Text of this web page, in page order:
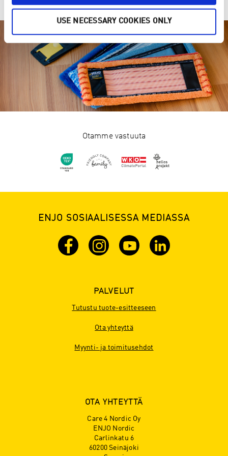
USE NECESSARY COOKIES ONLY
Otamme vastuuta
ENJO SOSIAALISESSA MEDIASSA
PALVELUT
Tutustu tuote-esitteeseen
Ota yhteyttä
Myynti- ja toimitusehdot
OTA YHTEYTTÄ
Care 4 Nordic Oy
ENJO Nordic
Carlinkatu 6
60200 Seinäjoki